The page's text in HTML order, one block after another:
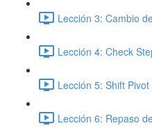
Lección 3: Cambio
Lección 4: Check
Lección 5: Shift
Lección 6: Repaso